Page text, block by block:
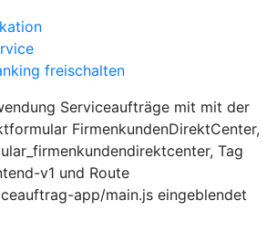
freischalten
Serviceaufträge mit mit der
FirmenkundenDirektCenter,
Tag
v1 und Route
app/main.js eingeblendet